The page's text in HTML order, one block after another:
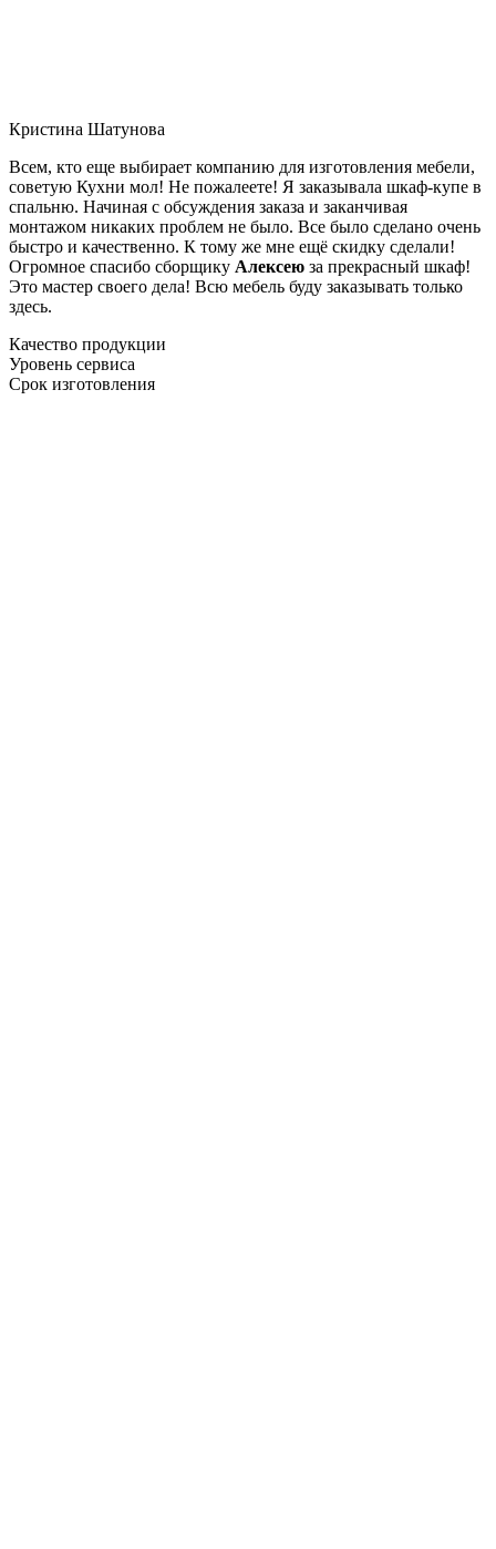
Кристина Шатунова
Всем, кто еще выбирает компанию для изготовления мебели,
советую Кухни мол! Не пожалеете! Я заказывала шкаф-купе в
спальню. Начиная с обсуждения заказа и заканчивая
монтажом никаких проблем не было. Все было сделано очень
быстро и качественно. К тому же мне ещё скидку сделали!
Огромное спасибо сборщику Алексею за прекрасный шкаф!
Это мастер своего дела! Всю мебель буду заказывать только
здесь.
Качество продукции
Уровень сервиса
Срок изготовления